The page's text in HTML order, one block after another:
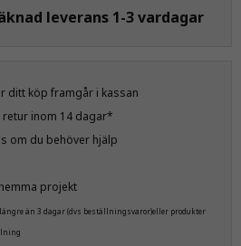
leverans 1-3 vardagar
ditt köp framgår i kassan
retur inom 14 dagar*
om du behöver hjälp
projekt
än 3 dagar (dvs beställningsvaror)eller produkter